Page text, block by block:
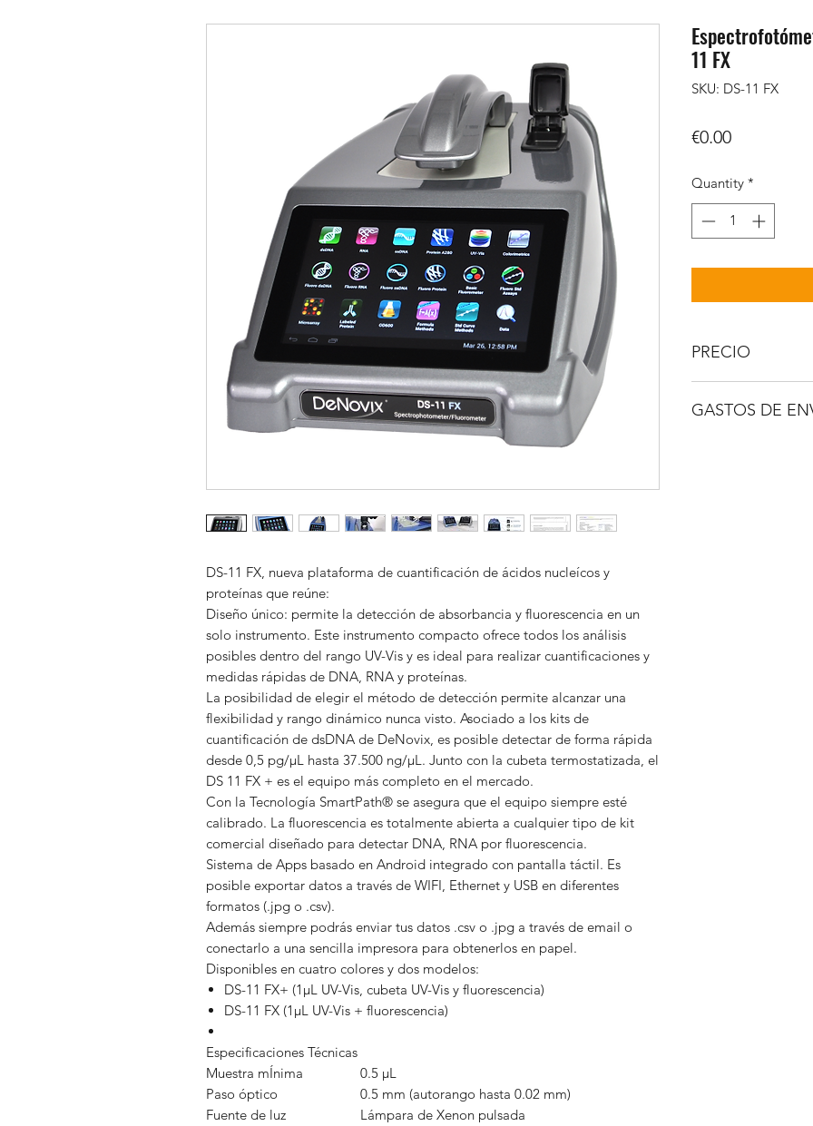
DS-11 FX, nueva plataforma de cuantificación de ácidos nucleícos y
proteínas que reúne:
Diseño único: permite la detección de absorbancia y fluorescencia en un
solo instrumento. Este instrumento compacto ofrece todos los análisis
posibles dentro del rango UV-Vis y es ideal para realizar cuantificaciones y
medidas rápidas de DNA, RNA y proteínas.
La posibilidad de elegir el método de detección permite alcanzar una
flexibilidad y rango dinámico nunca visto. Asociado a los kits de
cuantificación de dsDNA de DeNovix, es posible detectar de forma rápida
desde 0,5 pg/µL hasta 37.500 ng/µL. Junto con la cubeta termostatizada, el
DS 11 FX + es el equipo más completo en el mercado.
Con la Tecnología SmartPath® se asegura que el equipo siempre esté
calibrado. La fluorescencia es totalmente abierta a cualquier tipo de kit
comercial diseñado para detectar DNA, RNA por fluorescencia.
Sistema de Apps basado en Android integrado con pantalla táctil. Es
posible exportar datos a través de WIFI, Ethernet y USB en diferentes
formatos (.jpg o .csv).
Además siempre podrás enviar tus datos .csv o .jpg a través de email o
conectarlo a una sencilla impresora para obtenerlos en papel.
Disponibles en cuatro colores y dos modelos:
DS-11 FX+ (1µL UV-Vis, cubeta UV-Vis y fluorescencia)
DS-11 FX (1µL UV-Vis + fluorescencia)
Especificaciones Técnicas
Muestra mÍnima
0.5 µL
Paso óptico
0.5 mm (autorango hasta 0.02 mm)
Fuente de luz
Lámpara de Xenon pulsada
11 FX
SKU: DS-11 FX
€0.00Price
Quantity *
PRECIO
GASTOS DE